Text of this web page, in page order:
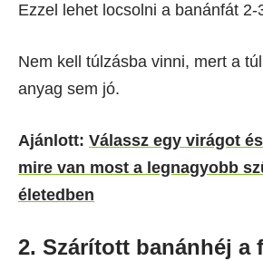
Ezzel lehet locsolni a banánfát 2-
Nem kell túlzásba vinni, mert a
anyag sem jó.
Ajánlott: Válassz egy virágot
mire van most a legnagyobb
életedben
2. Szárított banánhéj a